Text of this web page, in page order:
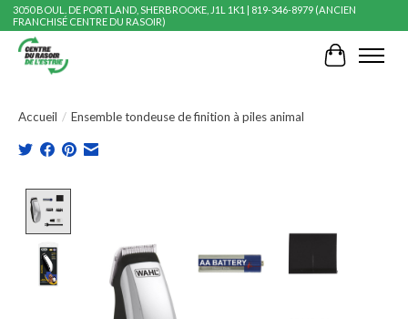
3050 BOUL. DE PORTLAND, SHERBROOKE, J1L 1K1 | 819-346-8979 (ANCIEN
FRANCHISÉ CENTRE DU RASOIR)
Panier
Accueil / Ensemble tondeuse de finition à piles animal